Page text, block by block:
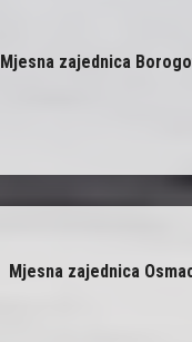
Mjesna zajednica
Mjesna zajednica